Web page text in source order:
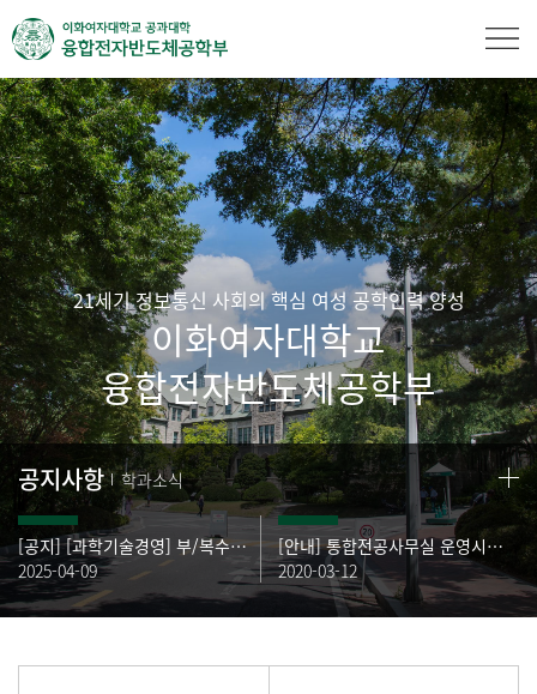
21세기 정보통신 사회의 핵심 여성 공학인력 양성
이화여자대학교
융합전자반도체공학부
공지사항
[공지] [과학기술경영] 부/복수전공 졸업 요건 안내
2025-04-09
[안내] 통합전공사무실 운영시간 안내
2020-03-12
학과소식